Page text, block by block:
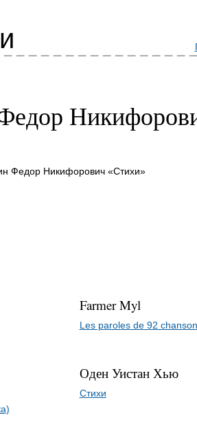
Федор Никифорович «Стихи»
Farmer Myl
Les paroles de 92
Оден Уистан Хью
Стихи